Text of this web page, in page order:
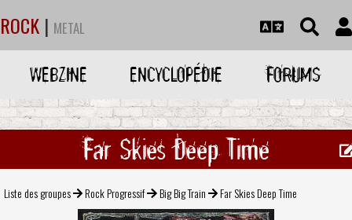
ROCK | METAL
WEBZINE ENCYCLOPÉDIE FORUMS
Far Skies Deep Time
Liste des groupes Rock Progressif Big Big Train Far Skies Deep Time